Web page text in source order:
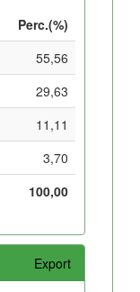
Perc.(%)
55,56
29,63
11,11
3,70
100,00
Export